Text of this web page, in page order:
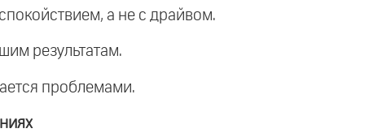
а не с драйвом.
результатам.
проблемами.